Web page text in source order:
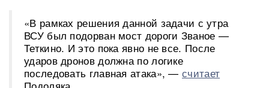
«В рамках решения данной задачи с утра
ВСУ был подорван мост дороги Званое —
Теткино. И это пока явно не все. После
ударов дронов должна по логике
последовать главная атака», — считает
Подоляка.